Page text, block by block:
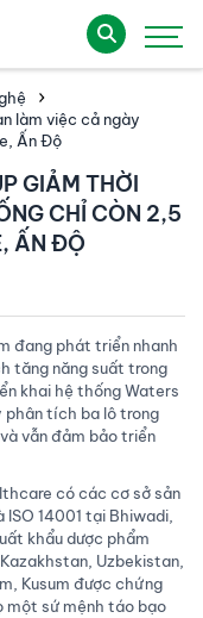
làm việc cả ngày
Ấn Độ
GIẢM THỜI
CHỈ CÒN 2,5
ẤN ĐỘ
đang phát triển nhanh
tăng năng suất trong
khai hệ thống Waters
phân tích ba lô trong
vẫn đảm bảo triển
có các cơ sở sản
ISO 14001 tại Bhiwadi,
khẩu dược phẩm
Uzbekistan,
Kusum được chứng
một sứ mệnh táo bạo